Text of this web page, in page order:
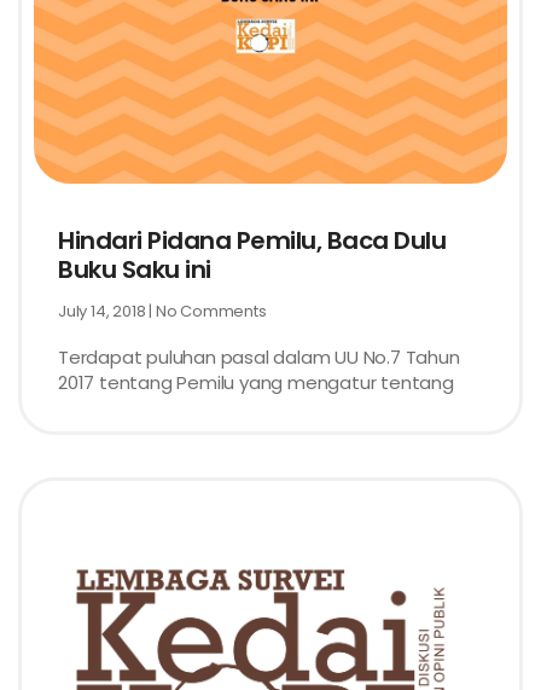
Hindari Pidana Pemilu, Baca Dulu
Buku Saku ini
July 14, 2018 No Comments
Terdapat puluhan pasal dalam UU No.7 Tahun
2017 tentang Pemilu yang mengatur tentang